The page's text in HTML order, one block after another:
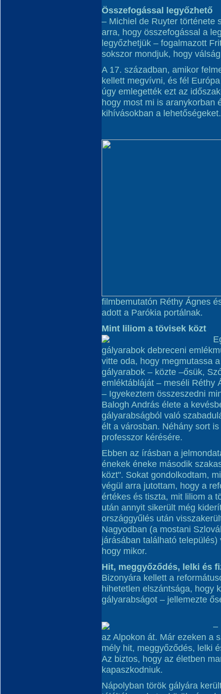
Összefogással legyőzhető
– Michiel de Ruyter története
arra, hogy összefogással a
legyőzhetjük – fogalmazott
sokszor mondjuk, hogy
A 17. században, amikor
kellett megvívni, és fél
úgy emlegették ezt az
hogy most mi is aranykorban
kihívásokban a lehetőségeket.
filmbemutatón Réthy Ágnes
adott a Parókia portálnak.
Mint liliom a tövisek közt
gályarabok debreceni
vitte oda, hogy megmutassa
gályarabok – közte –ősük,
emléktábláját – meséli Réthy
– Igyekeztem összeszedni
Balogh András élete a
gályarabságból való
élt a városban. Néhány sort
professzor kérésére.
Ebben az írásban a
énekek éneke második
közt". Sokat gondolkodtam,
végül arra jutottam, hogy a
értékes és tiszta, mit liliom a
után annyit sikerült még
országgyűlés után
Nagyodban (a mostani
járásában található
hogy mikor.
Hit, meggyőződés, lelki és
Bizonyára kellett a
hihetetlen elszántsága, hogy
gályarabságot – jellemezte
–
az Alpokon át. Már ezeken a
mély hit, meggyőződés, lelki
Az biztos, hogy az életben
kapaszkodniuk.
Nápolyban török gályára